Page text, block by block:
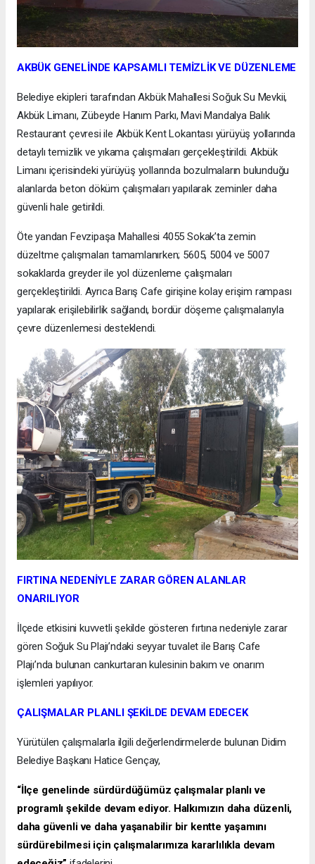
AKBÜK GENELİNDE KAPSAMLI TEMİZLİK VE DÜZENLEME
Belediye ekipleri tarafından Akbük Mahallesi Soğuk Su Mevkii,
Akbük Limanı, Zübeyde Hanım Parkı, Mavi Mandalya Balık
Restaurant çevresi ile Akbük Kent Lokantası yürüyüş yollarında
detaylı temizlik ve yıkama çalışmaları gerçekleştirildi. Akbük
Limanı içerisindeki yürüyüş yollarında bozulmaların bulunduğu
alanlarda beton döküm çalışmaları yapılarak zeminler daha
güvenli hale getirildi.
Öte yandan Fevzipaşa Mahallesi 4055 Sokak’ta zemin
düzeltme çalışmaları tamamlanırken; 5605, 5004 ve 5007
sokaklarda greyder ile yol düzenleme çalışmaları
gerçekleştirildi. Ayrıca Barış Cafe girişine kolay erişim rampası
yapılarak erişilebilirlik sağlandı, bordür döşeme çalışmalarıyla
çevre düzenlemesi desteklendi.
FIRTINA NEDENİYLE ZARAR GÖREN ALANLAR
ONARILIYOR
İlçede etkisini kuvvetli şekilde gösteren fırtına nedeniyle zarar
gören Soğuk Su Plajı’ndaki seyyar tuvalet ile Barış Cafe
Plajı’nda bulunan cankurtaran kulesinin bakım ve onarım
işlemleri yapılıyor.
ÇALIŞMALAR PLANLI ŞEKİLDE DEVAM EDECEK
Yürütülen çalışmalarla ilgili değerlendirmelerde bulunan Didim
Belediye Başkanı Hatice Gençay,
“İlçe genelinde sürdürdüğümüz çalışmalar planlı ve
programlı şekilde devam ediyor. Halkımızın daha düzenli,
daha güvenli ve daha yaşanabilir bir kentte yaşamını
sürdürebilmesi için çalışmalarımıza kararlılıkla devam